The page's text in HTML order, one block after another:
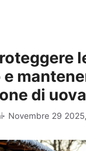
di uova
Novembre 29